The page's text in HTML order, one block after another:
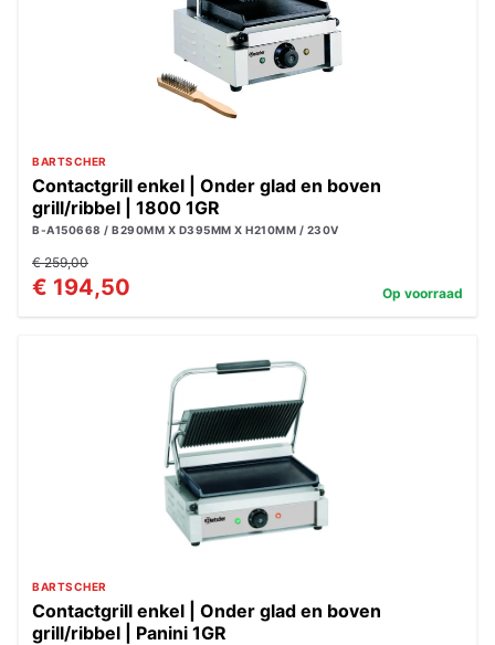
BARTSCHER
Contactgrill enkel | Onder glad en boven
grill/ribbel | 1800 1GR
B-A150668 / B290MM X D395MM X H210MM / 230V
€ 259,00
€ 194,50 Op voorraad
BARTSCHER
Contactgrill enkel | Onder glad en boven
grill/ribbel | Panini 1GR